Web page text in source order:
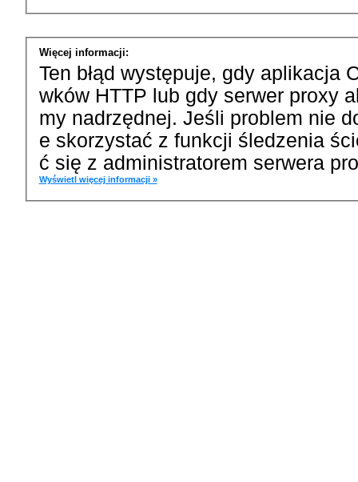
Więcej informacji:
Ten błąd występuje, gdy aplikacja
wków HTTP lub gdy serwer proxy
my nadrzędnej. Jeśli problem nie
e skorzystać z funkcji śledzenia
ć się z administratorem serwera
Wyświetl więcej informacji »